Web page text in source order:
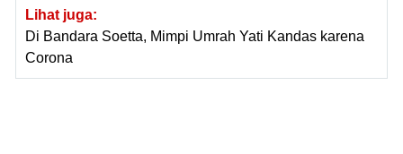
Lihat juga:
Di Bandara Soetta, Mimpi Umrah Yati Kandas karena
Corona